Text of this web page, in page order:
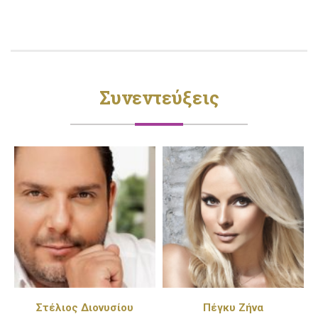
Συνεντεύξεις
Στέλιος Διονυσίου Πέγκυ Ζήνα